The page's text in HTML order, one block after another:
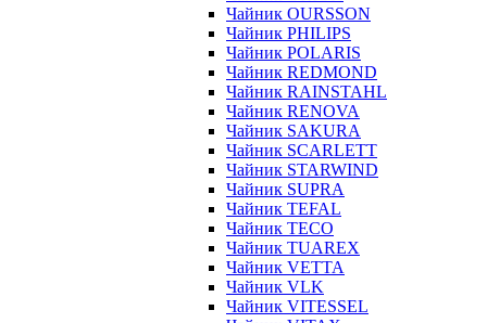
Чайник OURSSON
Чайник PHILIPS
Чайник POLARIS
Чайник REDMOND
Чайник RAINSTAHL
Чайник RENOVA
Чайник SAKURA
Чайник SCARLETT
Чайник STARWIND
Чайник SUPRA
Чайник TEFAL
Чайник TECO
Чайник TUAREX
Чайник VETTA
Чайник VLK
Чайник VITESSEL